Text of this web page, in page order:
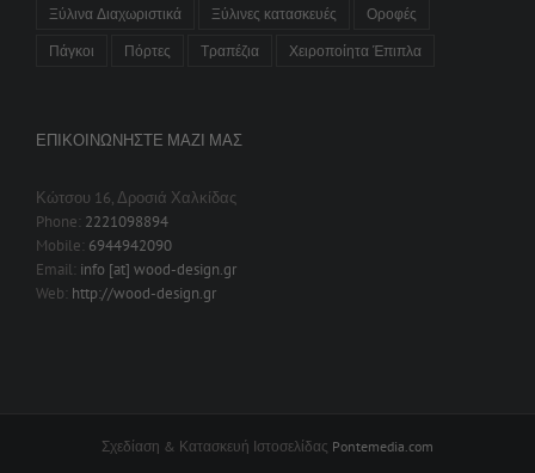
Ξύλινα Διαχωριστικά Ξύλινες κατασκευές Οροφές
Πάγκοι Πόρτες Τραπέζια Χειροποίητα Έπιπλα
ΕΠΙΚΟΙΝΩΝΉΣΤΕ ΜΑΖΊ ΜΑΣ
Κώτσου 16, Δροσιά Χαλκίδας
Phone: 2221098894
Mobile: 6944942090
Email: info [at] wood-design.gr
Web: http://wood-design.gr
Σχεδίαση & Κατασκευή Ιστοσελίδας Pontemedia.com